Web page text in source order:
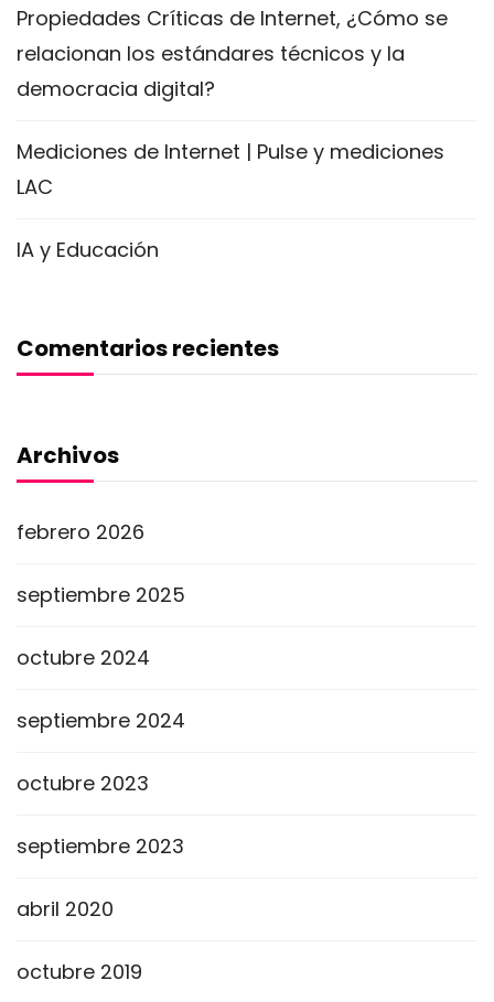
Propiedades Críticas de Internet, ¿Cómo se
relacionan los estándares técnicos y la
democracia digital?
Mediciones de Internet | Pulse y mediciones
LAC
IA y Educación
Comentarios recientes
Archivos
febrero 2026
septiembre 2025
octubre 2024
septiembre 2024
octubre 2023
septiembre 2023
abril 2020
octubre 2019